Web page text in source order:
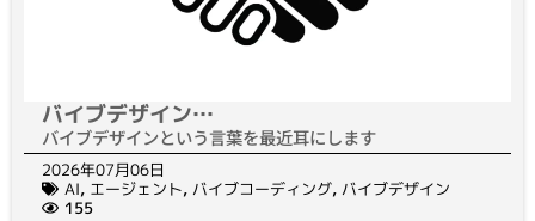
バイブデザイン…
バイブデザインという言葉を最近耳にします
2026年07月06日
AI, エージェント, バイブコーディング, バイブデザイン
155